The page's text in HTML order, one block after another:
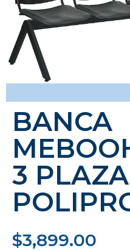
BANCA
3
$3,899.00